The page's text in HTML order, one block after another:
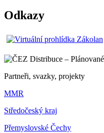
Odkazy
Partneři, svazky, projekty
MMR
Středočeský kraj
Přemyslovské Čechy